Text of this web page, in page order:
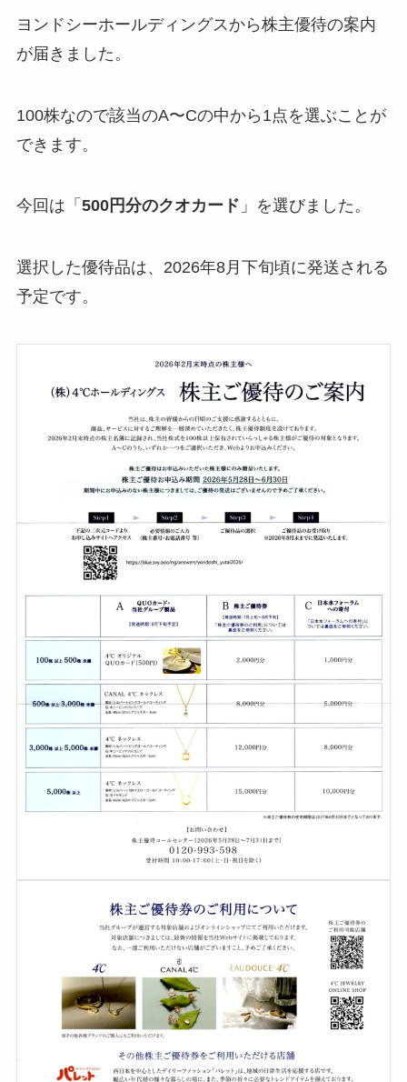
ヨンドシーホールディングスから株主優待の案内
が届きました。
100株なので該当のA〜Cの中から1点を選ぶことが
できます。
今回は「 500円分のクオカード 」を選びました。
選択した優待品は、2026年8月下旬頃に発送される
予定です。